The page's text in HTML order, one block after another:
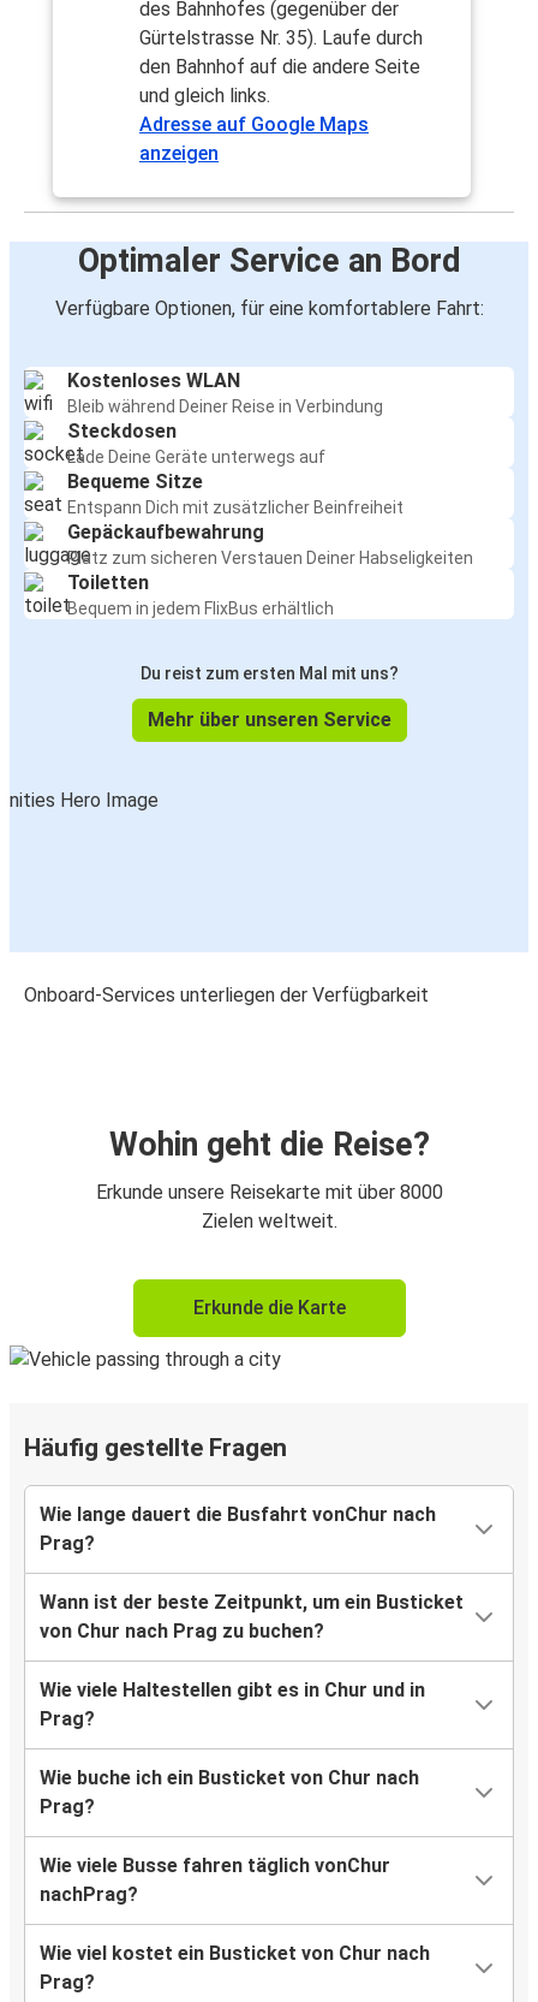
des Bahnhofes (gegenüber der
Gürtelstrasse Nr. 35). Laufe durch
den Bahnhof auf die andere Seite
und gleich links.
Adresse auf Google Maps
anzeigen
Optimaler Service an Bord
Verfügbare Optionen, für eine komfortablere Fahrt:
Kostenloses WLAN
Bleib während Deiner Reise in Verbindung
Steckdosen
Lade Deine Geräte unterwegs auf
Bequeme Sitze
Entspann Dich mit zusätzlicher Beinfreiheit
Gepäckaufbewahrung
Platz zum sicheren Verstauen Deiner Habseligkeiten
Toiletten
Bequem in jedem FlixBus erhältlich
Du reist zum ersten Mal mit uns?
Mehr über unseren Service
Onboard-Services unterliegen der Verfügbarkeit
Wohin geht die Reise?
Erkunde unsere Reisekarte mit über 8000
Zielen weltweit.
Erkunde die Karte
Häufig gestellte Fragen
Wie lange dauert die Busfahrt vonChur nach
Prag?
Wann ist der beste Zeitpunkt, um ein Busticket
von Chur nach Prag zu buchen?
Wie viele Haltestellen gibt es in Chur und in
Prag?
Wie buche ich ein Busticket von Chur nach
Prag?
Wie viele Busse fahren täglich vonChur
nachPrag?
Wie viel kostet ein Busticket von Chur nach
Prag?